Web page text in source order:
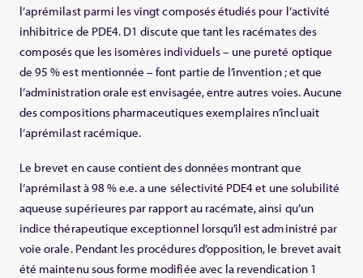
l’aprémilast parmi les vingt composés étudiés pour l’activité
inhibitrice de PDE4. D1 discute que tant les racémates des
composés que les isomères individuels – une pureté optique
de95 % est mentionnée – font partie de l’invention ; et que
l’administration orale est envisagée, entre autres voies. Aucune
des compositions pharmaceutiques exemplaires n’incluait
l’aprémilast racémique.
Le brevet en cause contient des données montrant que
l’aprémilast à 98 % e.e. a une sélectivité PDE4 et une solubilité
aqueuse supérieures par rapport au racémate, ainsi qu’un
indice thérapeutique exceptionnel lorsqu’il est administré par
voie orale. Pendant les procédures d’opposition, le brevet avait
été maintenu sous forme modifiée avec la revendication 1